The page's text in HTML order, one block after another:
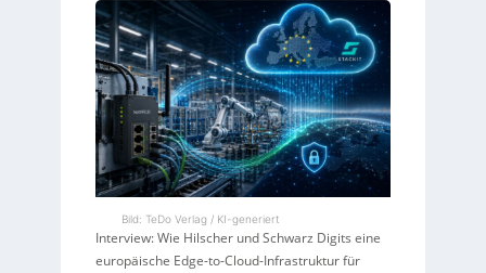
Bild: TeDo Verlag / KI-generiert
Interview: Wie Hilscher und Schwarz Digits eine
europäische Edge-to-Cloud-Infrastruktur für